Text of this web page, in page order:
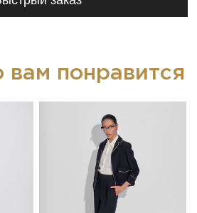
вам понравится